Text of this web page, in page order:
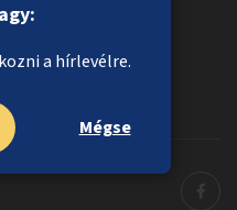
a hírlevélre.
Mégse